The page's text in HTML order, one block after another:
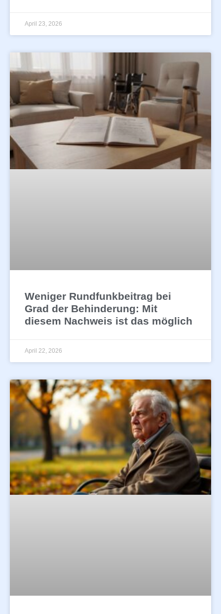
April 23, 2026
Weniger Rundfunkbeitrag bei
Grad der Behinderung: Mit
diesem Nachweis ist das möglich
April 22, 2026